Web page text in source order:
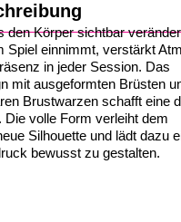
den Körper sichtbar
Spiel einnimmt, verstärkt
in jeder Session. Das
mit ausgeformten Brüsten
Brustwarzen schafft eine
Die volle Form verleiht dem
Silhouette und lädt dazu
bewusst zu gestalten.